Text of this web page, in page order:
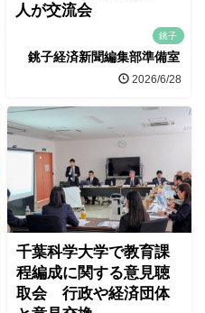
人が交流会
銚子
銚子経済新聞編集部準備室
2026/6/28
千葉科学大学で教育課
程編成に関する意見聴
取会 行政や経済団体